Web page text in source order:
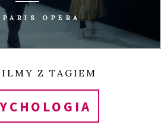
OPERA
Z TAGIEM